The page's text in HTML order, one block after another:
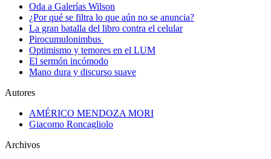
Oda a Galerías Wilson
¿Por qué se filtra lo que aún no se anuncia?
La gran batalla del libro contra el celular
Pirocumulonimbus
Optimismo y temores en el LUM
El sermón incómodo
Mano dura y discurso suave
Autores
AMÉRICO MENDOZA MORI
Giacomo Roncagliolo
Archivos